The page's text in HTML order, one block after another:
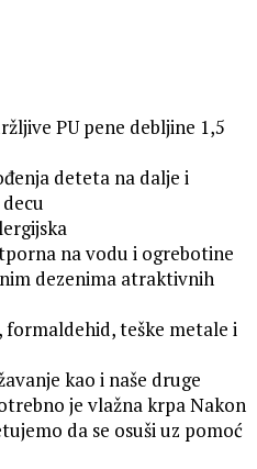
PU pene debljine 1,5
deteta na dalje i
na vodu i ogrebotine
dezenima atraktivnih
formaldehid, teške metale i
kao i naše druge
je vlažna krpa Nakon
da se osuši uz pomoć